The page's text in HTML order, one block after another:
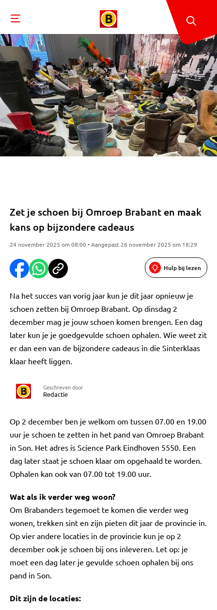
Zet je schoen bij Omroep Brabant en maak
kans op bijzondere cadeaus
24 november 2025 om 08:00 • Aangepast 26 november 2025 om 18:29
Hulp bij lezen
Na het succes van vorig jaar kun je dit jaar opnieuw je
schoen zetten bij Omroep Brabant. Op dinsdag 2
december mag je jouw schoen komen brengen. Een dag
later kun je je goedgevulde schoen ophalen. Wie weet zit
er dan een van de bijzondere cadeaus in die Sinterklaas
klaar heeft liggen.
Geschreven door
Redactie
Op 2 december ben je welkom om tussen 07.00 en 19.00
uur je schoen te zetten in het pand van Omroep Brabant
in Son. Het adres is Science Park Eindhoven 5550. Een
dag later staat je schoen klaar om opgehaald te worden.
Ophalen kan ook van 07.00 tot 19.00 uur.
Wat als ik verder weg woon?
Om Brabanders tegemoet te komen die verder weg
wonen, trekken sint en zijn pieten dit jaar de provincie in.
Op vier andere locaties in de provincie kun je op 2
december ook je schoen bij ons inleveren. Let op: je
moet een dag later je gevulde schoen ophalen bij ons
pand in Son.
Dit zijn de locaties: